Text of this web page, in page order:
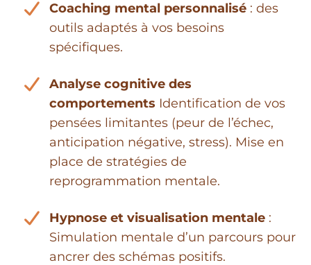
Coaching mental personnalisé : des
outils adaptés à vos besoins
spécifiques.
Analyse cognitive des
comportements Identification de vos
pensées limitantes (peur de l’échec,
anticipation négative, stress). Mise en
place de stratégies de
reprogrammation mentale.
Hypnose et visualisation mentale :
Simulation mentale d’un parcours pour
ancrer des schémas positifs.